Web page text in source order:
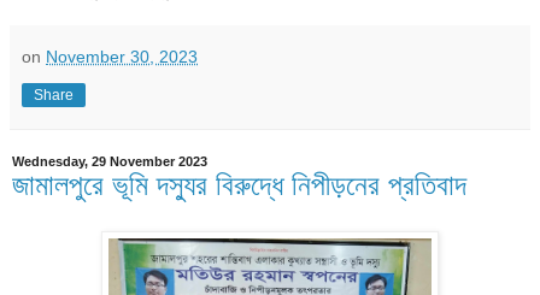
on November 30, 2023
Share
Wednesday, 29 November 2023
জামালপুরে ভূমি দস্যুর বিরুদ্ধে নিপীড়নের প্রতিবাদ